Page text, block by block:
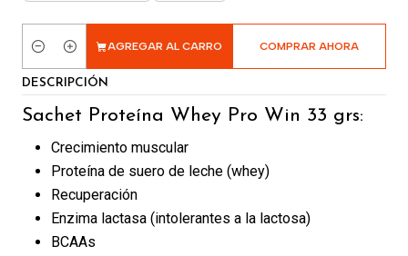
Cantidad
AGREGAR AL CARRO COMPRAR AHORA
DESCRIPCIÓN
Sachet Proteína Whey Pro Win 33 grs:
Crecimiento muscular
Proteína de suero de leche (whey)
Recuperación
Enzima lactasa (intolerantes a la lactosa)
BCAAs